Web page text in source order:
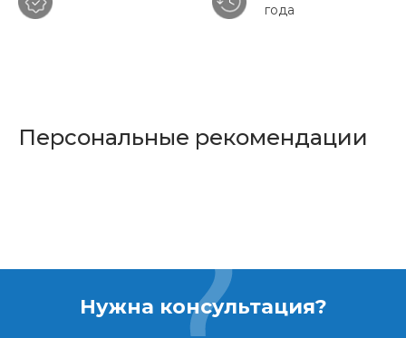
года
Персональные рекомендации
Нужна консультация?